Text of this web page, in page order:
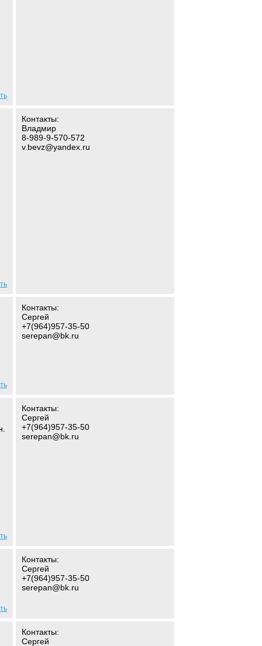
Контакты:
Владмир
8-989-9-570-572
v.bevz@yandex.ru
Контакты:
Сергей
+7(964)957-35-50
serepan@bk.ru
Контакты:
Сергей
+7(964)957-35-50
serepan@bk.ru
Контакты:
Сергей
+7(964)957-35-50
serepan@bk.ru
Контакты:
Сергей